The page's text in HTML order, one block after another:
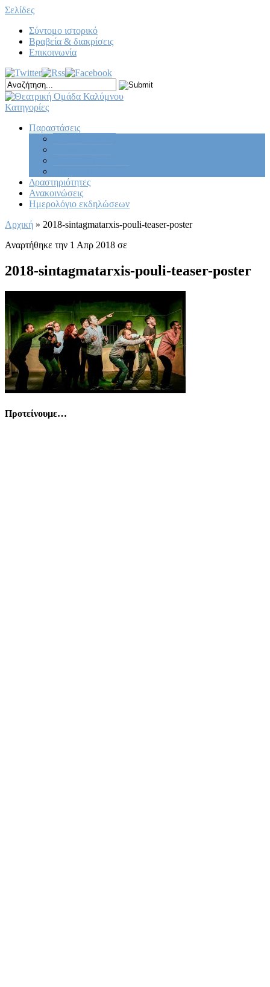
Σελίδες
Σύντομο ιστορικό
Βραβεία & διακρίσεις
Επικοινωνία
Κατηγορίες
Παραστάσεις
Δραστηριότητες
Ανακοινώσεις
Ημερολόγιο εκδηλώσεων
Αρχική » 2018-sintagmatarxis-pouli-teaser-poster
Αναρτήθηκε την 1 Απρ 2018 σε
2018-sintagmatarxis-pouli-teaser-poster
Προτείνουμε…